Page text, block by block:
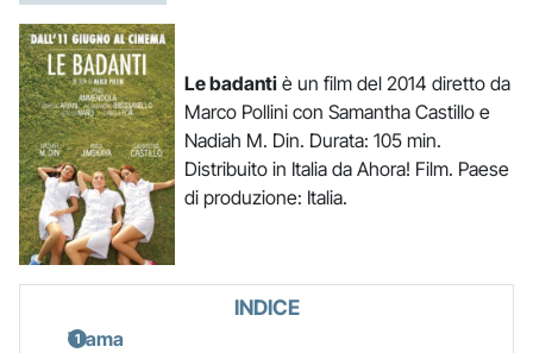
Le badantiè un film del 2014 diretto da
Marco Pollini con Samantha Castillo e
Nadiah M. Din. Durata: 105 min.
Distribuito in Italia da Ahora! Film. Paese
di produzione: Italia.
INDICE
Trama